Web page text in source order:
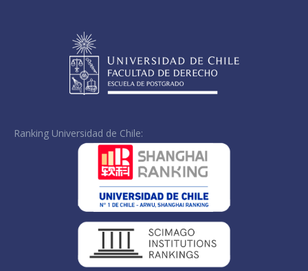
Ranking Universidad de Chile: